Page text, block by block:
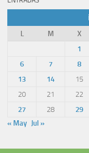
L
M X
1
6
7 8
13
14 15
20
21 22
27
28 29
« May Jul »